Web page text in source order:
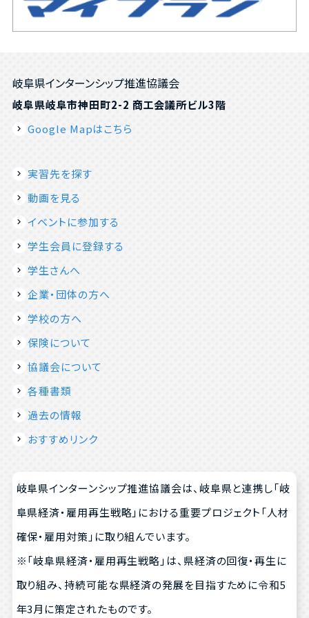
岐阜県インターンシップ推進協議会
岐阜県岐阜市神田町2-2 商工会議所ビル3階
Google Mapはこちら
実習先を探す
動画を見る
イベントに参加する
学生会員に登録する
学生さんへ
企業・団体の方へ
学校の方へ
保険について
協議会について
各種書類
過去の情報
おすすめリンク
岐阜県インターンシップ推進協議会は、岐阜県と連携し「岐
阜県経済・雇用再生戦略」における重要プロジェクト「人材
確保・雇用対策」に取り組んでいます。
※「岐阜県経済・雇用再生戦略」は、県経済の回復・再生に
取り組み、持続可能な県経済の発展を目指すために令和5
年3月に策定されたものです。